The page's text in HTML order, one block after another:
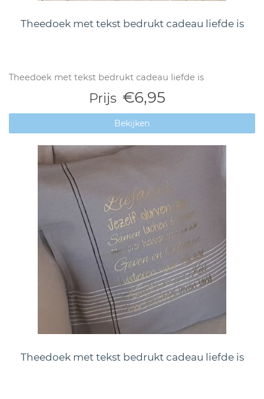
Theedoek met tekst bedrukt cadeau liefde is
Theedoek met tekst bedrukt cadeau liefde is
Prijs €6,95
Bekijken
Theedoek met tekst bedrukt cadeau liefde is